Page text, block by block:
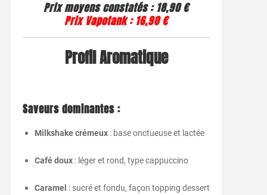
Prix moyens constatés : 18,90 €
Prix Vapotank : 16,90 €
Profil Aromatique
Saveurs dominantes :
Milkshake crémeux: base onctueuse et lactée
Café doux: léger et rond, type cappuccino
Caramel : sucré et fondu, façon topping dessert